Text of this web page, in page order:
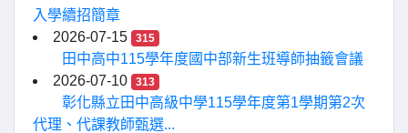
入學續招簡章
2026-07-15
315
田中高中115學年度國中部新生班導師抽籤會議
2026-07-10
313
彰化縣立田中高級中學115學年度第1學期第2次
代理、代課教師甄選...